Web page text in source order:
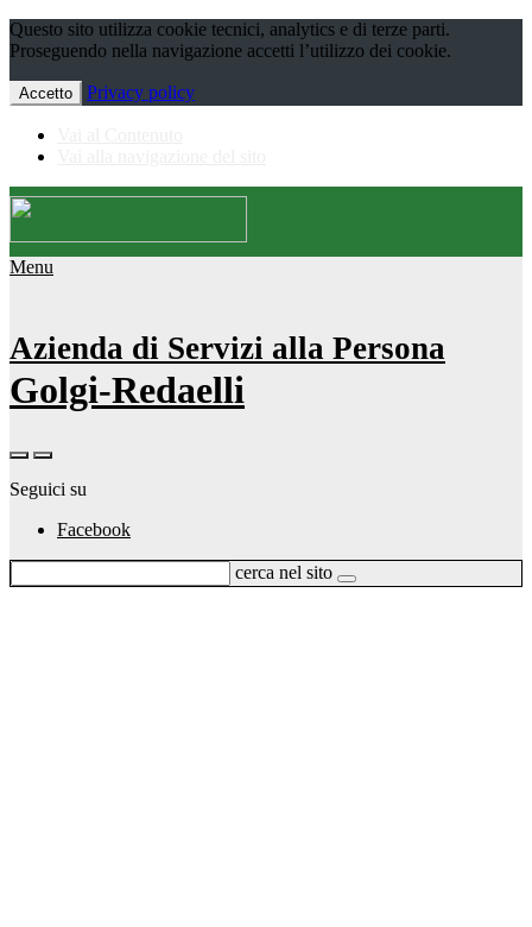
Questo sito utilizza cookie tecnici, analytics e di terze parti.
Proseguendo nella navigazione accetti l’utilizzo dei cookie.
Accetto Privacy policy
Menu
Azienda di Servizi alla Persona
Golgi-Redaelli
Seguici su
Facebook
cerca nel sito